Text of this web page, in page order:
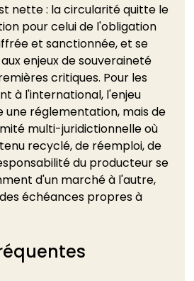
nette : la circularité quitte le
pour celui de l'obligation
et sanctionnée, et se
enjeux de souveraineté
critiques. Pour les
à l'international, l'enjeu
une réglementation, mais de
multi-juridictionnelle où
recyclé, de réemploi, de
du producteur se
d'un marché à l'autre,
échéances propres à